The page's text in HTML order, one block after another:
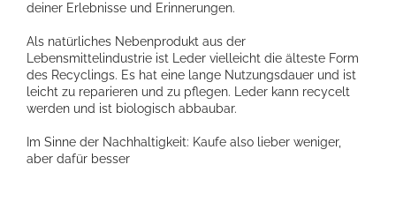
deiner Erlebnisse und Erinnerungen.
Als natürliches Nebenprodukt aus der
Lebensmittelindustrie ist Leder vielleicht die älteste Form
des Recyclings. Es hat eine lange Nutzungsdauer und ist
leicht zu reparieren und zu pflegen. Leder kann recycelt
werden und ist biologisch abbaubar.
Im Sinne der Nachhaltigkeit: Kaufe also lieber weniger,
aber dafür besser